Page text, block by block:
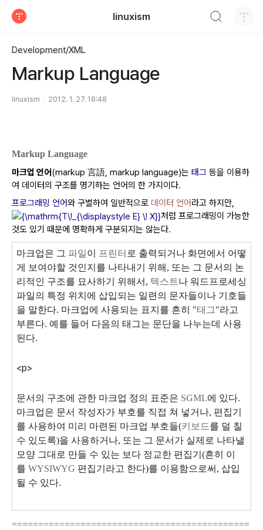
linuxism
Development/XML
Markup Language
linuxism 2012. 1. 27. 18:48
Markup Language
마크업 언어(markup 言語, markup language)는 태그 등을 이용하
여 데이터의 구조를 명기하는 언어의 한 가지이다.
프로그래밍 언어와 구별하여 일반적으로 데이터 언어라고 하지만,
처럼 프로그래밍이 가능한
것도 있기 때문에 명확하게 구분되지는 않는다.
마크업은 그 파일이 프린터 로 출력되거나 화면에서 어떻
게 보여야할 것인지를 나타내기 위해, 또는 그 문서의 논
리적인 구조를 묘사하기 위해서, 텍스트 나 워드프로세싱
파일의 특정 위치에 삽입되는 일련의 문자들이나 기호들
을 말한다. 마크업에 사용되는 표지를 흔히 "태그"라고
부른다. 예를 들어 다음의 태그는 문단을 나누는데 사용
된다.
<p>
문서의 구조에 관한 마크업 정의 표준은 SGML에 있다.
마크업은 문서 작성자가 부호를 직접 쳐 넣거나, 편집기
를 사용하여 미리 마련된 마크업 부호들(키보드를 덜 칠
수 있도록)을 사용하거나, 또는 그 문서가 실제로 나타낼
모양 그대로 만들 수 있는 보다 정교한 편집기(흔히 이
를 WYSIWYG 편집기라고 한다)를 이용함으로써, 삽입
될 수 있다.
=============================================